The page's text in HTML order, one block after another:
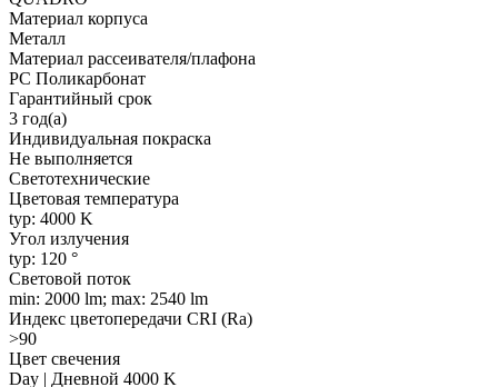
Материал корпуса
Металл
Материал рассеивателя/плафона
PC Поликарбонат
Гарантийный срок
3 год(а)
Индивидуальная покраска
Не выполняется
Светотехнические
Цветовая температура
typ: 4000 K
Угол излучения
typ: 120 °
Световой поток
min: 2000 lm; max: 2540 lm
Индекс цветопередачи CRI (Ra)
>90
Цвет свечения
Day | Дневной 4000 K